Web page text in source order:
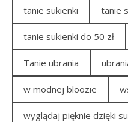
tanie sukienki tanie
tanie sukienki do 50 zł
Tanie ubrania
w modnej bloozie
wyglądaj pięknie dzięki